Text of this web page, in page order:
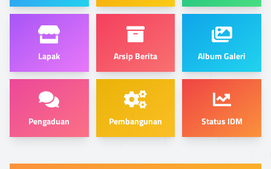
Lapak Arsip Berita Album Galeri
Pengaduan Pembangunan Status IDM